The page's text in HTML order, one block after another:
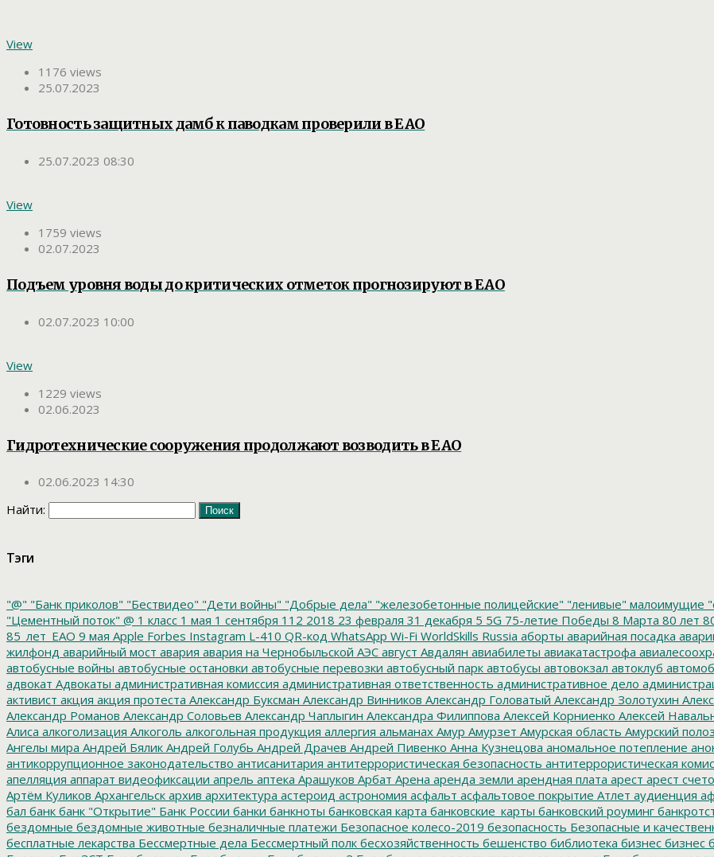
View
1176 views
25.07.2023
Готовность защитных дамб к паводкам проверили в ЕАО
25.07.2023 08:30
View
1759 views
02.07.2023
Подъем уровня воды до критических отметок прогнозируют в ЕАО
02.07.2023 10:00
View
1229 views
02.06.2023
Гидротехнические сооружения продолжают возводить в ЕАО
02.06.2023 14:30
Найти:
Тэги
"@" "Банк приколов" "Бествидео" "Дети войны" "Добрые дела" "железобетонные полицейские" "ленивые" малоимущие
"Цементный поток" @ 1 класс 1 мая 1 сентября 112 2018 23 февраля 31 декабря 5 5G 75-летие Победы 8 Марта 80 лет
85_лет_ЕАО 9 мая Apple Forbes Instagram L-410 QR-код WhatsApp Wi-Fi WorldSkills Russia аборты аварийная посадка
жилфонд аварийный мост авария авария на Чернобыльской АЭС август Авдалян авиабилеты авиакатастрофа
автобусные войны автобусные остановки автобусные перевозки автобусный парк автобусы автовокзал автоклуб
адвокат Адвокаты административная комиссия административная ответственность административное дело
активист акция акция протеста Александр Буксман Александр Винников Александр Головатый Александр Золотухин
Александр Романов Александр Соловьев Александр Чаплыгин Александра Филиппова Алексей Корниенко Алексей
Алиса алкоголизация Алкоголь алкогольная продукция аллергия альманах Амур Амурзет Амурская область Амурский полоз
Ангелы мира Андрей Бялик Андрей Голубь Андрей Драчев Андрей Пивенко Анна Кузнецова аномальное потепление
антикоррупционное законодательство антисанитария антитеррористическая безопасность антитеррористическая
апелляция аппарат видеофиксации апрель аптека Арашуков Арбат Арена аренда земли арендная плата арест арест
Артём Куликов Архангельск архив архитектура астероид астрономия асфальт асфальтовое покрытие Атлет аудиенция
бал банк банк "Открытие" Банк России банки банкноты банковская карта банковские_карты банковский роуминг
бездомные бездомные животные безналичные платежи Безопасное колесо-2019 безопасность Безопасные и
бесплатные лекарства Бессмертные дела Бессмертный полк бесхозяйственность бешенство библиотека бизнес бизнес